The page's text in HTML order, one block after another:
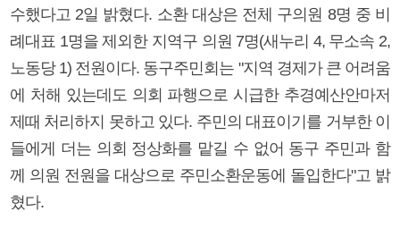
수했다고 2일 밝혔다. 소환 대상은 전체 구의원 8명 중 비
례대표 1명을 제외한 지역구 의원 7명(새누리 4, 무소속 2,
노동당 1) 전원이다. 동구주민회는 "지역 경제가 큰 어려움
에 처해 있는데도 의회 파행으로 시급한 추경예산안마저
제때 처리하지 못하고 있다. 주민의 대표이기를 거부한 이
들에게 더는 의회 정상화를 맡길 수 없어 동구 주민과 함
께 의원 전원을 대상으로 주민소환운동에 돌입한다"고 밝
혔다.